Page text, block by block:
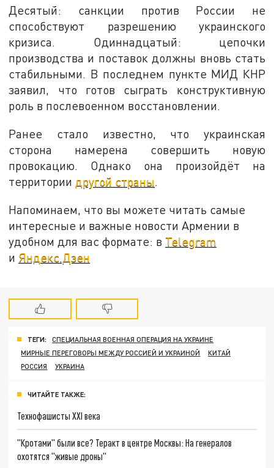
Десятый: санкции против России не
способствуют разрешению украинского
кризиса. Одиннадцатый: цепочки
производства и поставок должны вновь стать
стабильными. В последнем пункте МИД КНР
заявил, что готов сыграть конструктивную
роль в послевоенном восстановлении.
Ранее стало известно, что украинская
сторона намерена совершить новую
провокацию. Однако она произойдёт на
территории другой страны.
Напоминаем, что вы можете читать самые
интересные и важные новости Армении в
удобном для вас формате: в Telegram
и Яндекс.Дзен
ТЕГИ:
СПЕЦИАЛЬНАЯ ВОЕННАЯ ОПЕРАЦИЯ НА УКРАИНЕ
МИРНЫЕ ПЕРЕГОВОРЫ МЕЖДУ РОССИЕЙ И УКРАИНОЙ
КИТАЙ
РОССИЯ
УКРАИНА
ЧИТАЙТЕ ТАКЖЕ:
Технофашисты XXI века
"Кротами" были все? Теракт в центре Москвы: На генералов
охотятся "живые дроны"